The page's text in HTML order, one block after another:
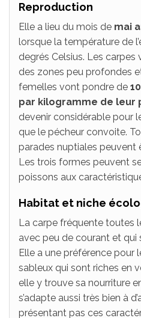
Reproduction
Elle a lieu du mois de mai
lorsque la température de
degrés Celsius. Les
des zones peu profondes
femelles vont pondre de
par kilogramme de leur
devenir considérable pour
que le pécheur convoite.
parades nuptiales peuvent
Les trois formes peuvent
poissons aux
Habitat et niche
La carpe fréquente toutes
avec peu de courant et qui
Elle a une préférence pour
sableux qui sont riches en
elle y trouve sa nourriture
s’adapte aussi très bien à
présentant pas ces